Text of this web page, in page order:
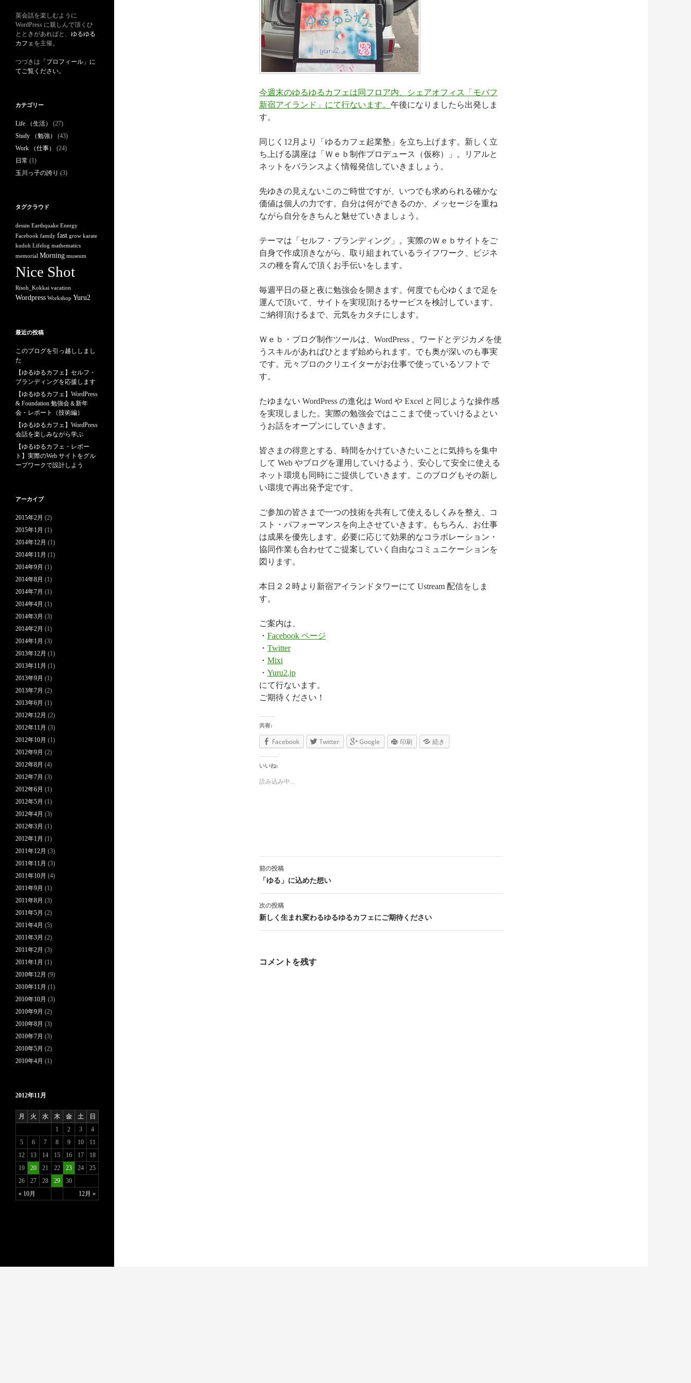
今週末のゆるゆるカフェは同フロア内、シェアオフィス「モバフ
新宿アイランド」にて行ないます。 午後になりましたら出発しま
す。
同じく12月より「ゆるカフェ起業塾」を立ち上げます。新しく立
ち上げる講座は「Ｗｅｂ制作プロデュース（仮称）」。リアルと
ネットをバランスよく情報発信していきましょう。
先ゆきの見えないこのご時世ですが、いつでも求められる確かな
価値は個人の力です。自分は何ができるのか、メッセージを重ね
ながら自分をきちんと魅せていきましょう。
テーマは「セルフ・ブランディング」。実際のＷｅｂサイトをご
自身で作成頂きながら、取り組まれているライフワーク、ビジネ
スの種を育んで頂くお手伝いをします。
毎週平日の昼と夜に勉強会を開きます。何度でも心ゆくまで足を
運んで頂いて、サイトを実現頂けるサービスを検討しています。
ご納得頂けるまで、元気をカタチにします。
Ｗｅｂ・ブログ制作ツールは、WordPress 。ワードとデジカメを使
うスキルがあればひとまず始められます。でも奥が深いのも事実
です。元々プロのクリエイターがお仕事で使っているソフトで
す。
たゆまない WordPress の進化は Word や Excel と同じような操作感
を実現しました。実際の勉強会ではここまで使っていけるよとい
うお話をオープンにしていきます。
皆さまの得意とする、時間をかけていきたいことに気持ちを集中
して Web やブログを運用していけるよう、安心して安全に使える
ネット環境も同時にご提供していきます。このブログもその新し
い環境で再出発予定です。
ご参加の皆さまで一つの技術を共有して使えるしくみを整え、コ
スト・パフォーマンスを向上させていきます。もちろん、お仕事
は成果を優先します。必要に応じて効果的なコラボレーション・
協同作業も合わせてご提案していく自由なコミュニケーションを
図ります。
本日２２時より新宿アイランドタワーにて Ustream 配信をしま
す。
ご案内は、
・ Facebook ページ
・ Twitter
・ Mixi
・ Yuru2.jp
にて行ないます。
ご期待ください！
共有:
Facebook Twitter Google 印刷 続き
いいね:
読み込み中...
投稿ナビゲーション
前の投稿
「ゆる」に込めた想い
次の投稿
新しく生まれ変わるゆるゆるカフェにご期待ください
コメントを残す
英会話を楽しむように
WordPress に親しんで頂くひ
とときがあればと、 ゆるゆる
カフェを主催。
つづきは 「プロフィール」に
てご覧ください。
カテゴリー
Life （生活）
(27)
Study （勉強）
(43)
Work （仕事）
(24)
日常 (1)
玉川っ子の誇り (3)
タグクラウド
dessin Earthquake Energy
Facebook family fast grow karate
kudoh Lifelog mathematics
memorial Morning museum
Nice Shot
Risoh_Kokkai vacation
Wordpress Workshop Yuru2
最近の投稿
このブログを引っ越ししまし
た
【ゆるゆるカフェ】セルフ・
ブランディングを応援します
【ゆるゆるカフェ】WordPress
& Foundation 勉強会＆新年
会・レポート（技術編）
【ゆるゆるカフェ】WordPress
会話を楽しみながら学ぶ
【ゆるゆるカフェ・レポー
ト】実際のWeb サイトをグル
ープワークで設計しよう
アーカイブ
2015年2月 (2)
2015年1月 (1)
2014年12月 (1)
2014年11月 (1)
2014年9月 (1)
2014年8月 (1)
2014年7月 (1)
2014年4月 (1)
2014年3月 (3)
2014年2月 (1)
2014年1月 (3)
2013年12月 (1)
2013年11月 (1)
2013年9月 (1)
2013年7月 (2)
2013年6月 (1)
2012年12月 (2)
2012年11月 (3)
2012年10月 (1)
2012年9月 (2)
2012年8月 (4)
2012年7月 (3)
2012年6月 (1)
2012年5月 (1)
2012年4月 (3)
2012年3月 (1)
2012年1月 (1)
2011年12月 (3)
2011年11月 (3)
2011年10月 (4)
2011年9月 (1)
2011年8月 (3)
2011年5月 (2)
2011年4月 (5)
2011年3月 (2)
2011年2月 (3)
2011年1月 (1)
2010年12月 (9)
2010年11月 (1)
2010年10月 (3)
2010年9月 (2)
2010年8月 (3)
2010年7月 (3)
2010年5月 (2)
2010年4月 (1)
2012年11月
月 火 水 木 金 土 日
« 10月 12月 »
1 2 3
4
5
6 7 8 9 10
11
12
13 14 15 16 17
18
19
20 21 22 23 24
25
26
27 28 29 30